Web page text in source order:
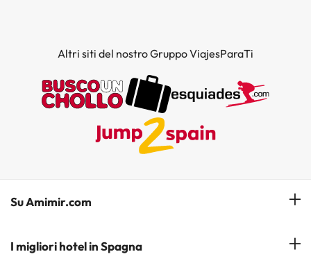
Altri siti del nostro Gruppo ViajesParaTi
Su Amimir.com
Il Nostro Team
I migliori hotel in Spagna